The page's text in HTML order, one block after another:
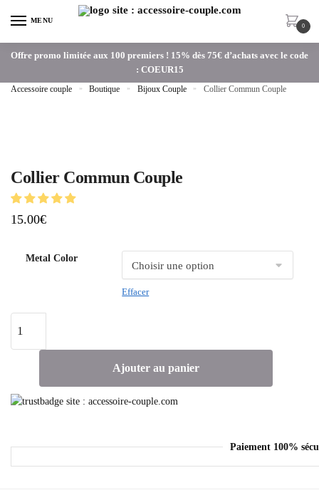
MENU
0
Offre promo limitée aux 100 premiers ! 15% dès 75€ d’achats avec le code
: COEUR15
Accessoire couple » Boutique » Bijoux Couple » Collier Commun Couple
Collier Commun Couple
15.00€
Metal Color
Effacer
Ajouter au panier
Paiement 100%